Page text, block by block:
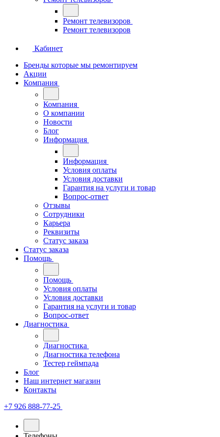
Ремонт телевизоров
Ремонт телевизоров
Кабинет
Бренды которые мы ремонтируем
Акции
Компания
Компания
О компании
Новости
Блог
Информация
Информация
Условия оплаты
Условия доставки
Гарантия на услуги и товар
Вопрос-ответ
Отзывы
Сотрудники
Карьера
Реквизиты
Статус заказа
Статус заказа
Помощь
Помощь
Условия оплаты
Условия доставки
Гарантия на услуги и товар
Вопрос-ответ
Диагностика
Диагностика
Диагностика телефона
Тестер геймпада
Блог
Наш интернет магазин
Контакты
+7 926 888-77-25